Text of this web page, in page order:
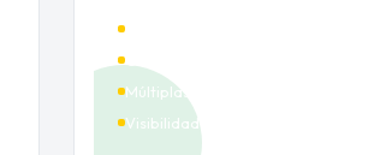
Múltiplas categorias
Visibilidade premium